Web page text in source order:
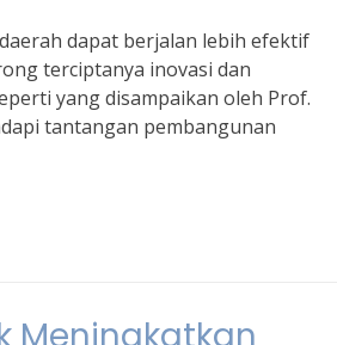
dapat berjalan lebih efektif
terciptanya inovasi dan
yang disampaikan oleh Prof.
tantangan pembangunan